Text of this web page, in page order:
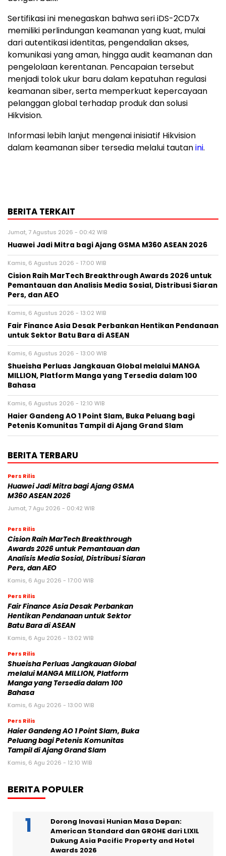
Sertifikasi ini menegaskan bahwa seri iDS-2CD7x
memiliki perlindungan keamanan yang kuat, mulai
dari autentikasi identitas, pengendalian akses,
komunikasi yang aman, hingga audit keamanan dan
pengelolaan kerentanan. Pencapaian tersebut
menjadi tolok ukur baru dalam kepatuhan regulasi
keamanan siber, serta memperkuat kepercayaan
pelanggan global terhadap produk dan solusi
Hikvision.
Informasi lebih lanjut mengenai inisiatif Hikvision
dalam keamanan siber tersedia melalui tautanini.
BERITA TERKAIT
Jumat, 7 Agustus 2026 - 00:42 WIB
Huawei Jadi Mitra bagi Ajang GSMA M360 ASEAN 2026
Kamis, 6 Agustus 2026 - 17:00 WIB
Cision Raih MarTech Breakthrough Awards 2026 untuk
Pemantauan dan Analisis Media Sosial, Distribusi Siaran
Pers, dan AEO
Kamis, 6 Agustus 2026 - 13:02 WIB
Fair Finance Asia Desak Perbankan Hentikan Pendanaan
untuk Sektor Batu Bara di ASEAN
Kamis, 6 Agustus 2026 - 13:00 WIB
Shueisha Perluas Jangkauan Global melalui MANGA
MILLION, Platform Manga yang Tersedia dalam 100
Bahasa
Kamis, 6 Agustus 2026 - 12:10 WIB
Haier Gandeng AO 1 Point Slam, Buka Peluang bagi
Petenis Komunitas Tampil di Ajang Grand Slam
BERITA TERBARU
Pers Rilis
Huawei Jadi Mitra bagi Ajang GSMA
M360 ASEAN 2026
Jumat, 7 Agu 2026 - 00:42 WIB
Pers Rilis
Cision Raih MarTech Breakthrough
Awards 2026 untuk Pemantauan dan
Analisis Media Sosial, Distribusi Siaran
Pers, dan AEO
Kamis, 6 Agu 2026 - 17:00 WIB
Pers Rilis
Fair Finance Asia Desak Perbankan
Hentikan Pendanaan untuk Sektor
Batu Bara di ASEAN
Kamis, 6 Agu 2026 - 13:02 WIB
Pers Rilis
Shueisha Perluas Jangkauan Global
melalui MANGA MILLION, Platform
Manga yang Tersedia dalam 100
Bahasa
Kamis, 6 Agu 2026 - 13:00 WIB
Pers Rilis
Haier Gandeng AO 1 Point Slam, Buka
Peluang bagi Petenis Komunitas
Tampil di Ajang Grand Slam
Kamis, 6 Agu 2026 - 12:10 WIB
BERITA POPULER
Dorong Inovasi Hunian Masa Depan:
American Standard dan GROHE dari LIXIL
Dukung Asia Pacific Property and Hotel
Awards 2026